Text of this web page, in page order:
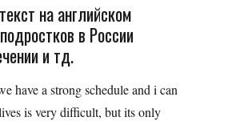
на английском
в России
и тд.
have a strong schedule and i can
is very difficult, but its only